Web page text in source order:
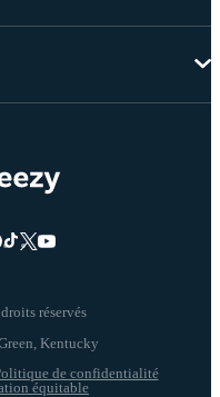
réservés
de confidentialité
équitable